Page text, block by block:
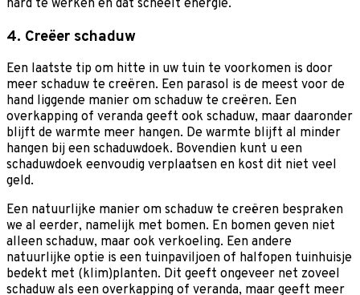
hard te werken en dat scheelt energie.
4. Creëer schaduw
Een laatste tip om hitte in uw tuin te voorkomen is door
meer schaduw te creëren. Een parasol is de meest voor de
hand liggende manier om schaduw te creëren. Een
overkapping of veranda geeft ook schaduw, maar daaronder
blijft de warmte meer hangen. De warmte blijft al minder
hangen bij een schaduwdoek. Bovendien kunt u een
schaduwdoek eenvoudig verplaatsen en kost dit niet veel
geld.
Een natuurlijke manier om schaduw te creëren bespraken
we al eerder, namelijk met bomen. En bomen geven niet
alleen schaduw, maar ook verkoeling. Een andere
natuurlijke optie is een tuinpaviljoen of halfopen tuinhuisje
bedekt met (klim)planten. Dit geeft ongeveer net zoveel
schaduw als een overkapping of veranda, maar geeft meer